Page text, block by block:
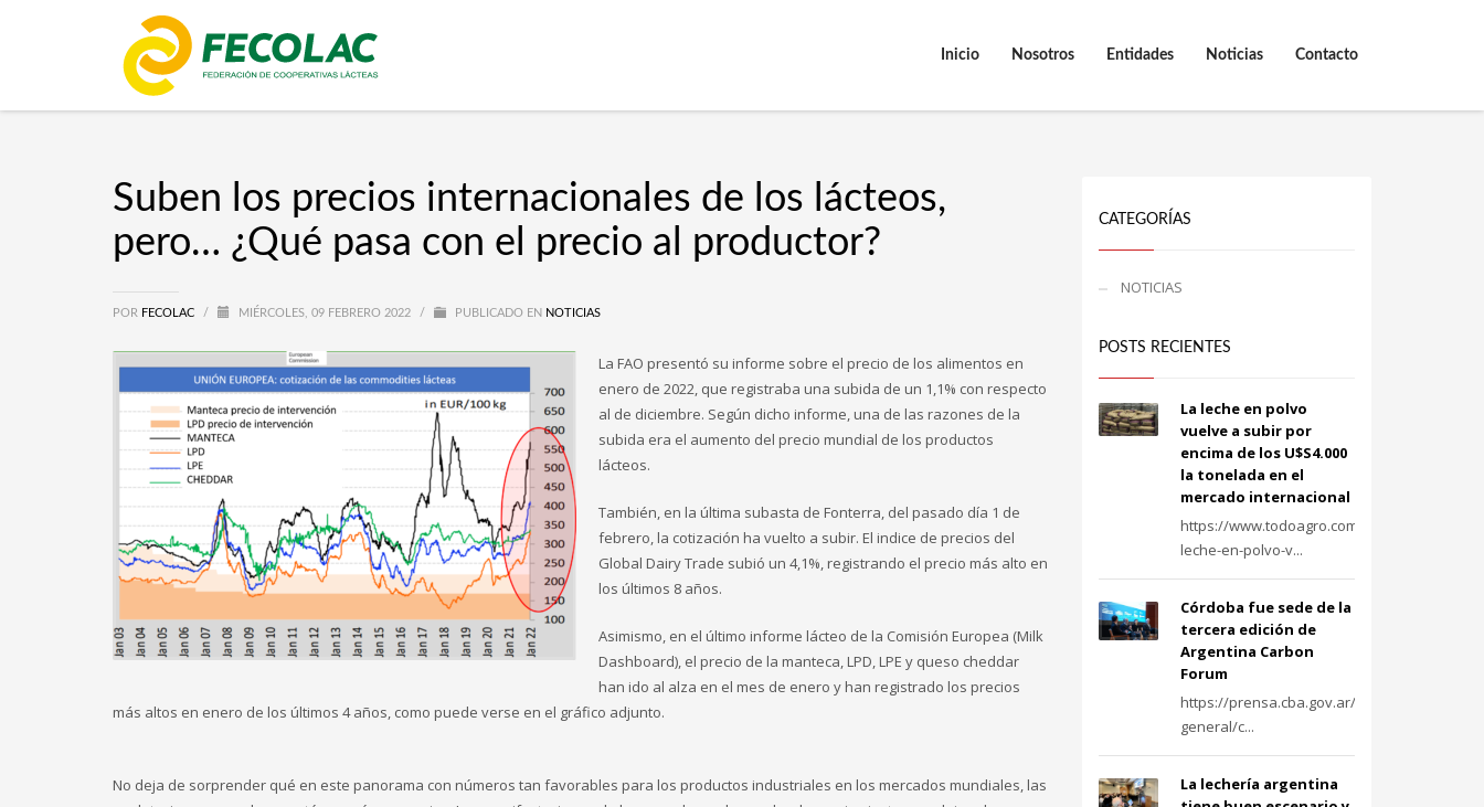
Inicio Nosotros Entidades Noticias Contacto
Suben los precios internacionales de los lácteos,
pero… ¿Qué pasa con el precio al productor?
POR FECOLAC / MIÉRCOLES, 09 FEBRERO 2022 / PUBLICADO EN NOTICIAS
La FAO presentó su informe sobre el precio de los alimentos en
enero de 2022, que registraba una subida de un 1,1% con respecto
al de diciembre. Según dicho informe, una de las razones de la
subida era el aumento del precio mundial de los productos
lácteos.
También, en la última subasta de Fonterra, del pasado día 1 de
febrero, la cotización ha vuelto a subir. El indice de precios del
Global Dairy Trade subió un 4,1%, registrando el precio más alto en
los últimos 8 años.
Asimismo, en el último informe lácteo de la Comisión Europea (Milk
Dashboard), el precio de la manteca, LPD, LPE y queso cheddar
han ido al alza en el mes de enero y han registrado los precios
más altos en enero de los últimos 4 años, como puede verse en el gráfico adjunto.
No deja de sorprender qué en este panorama con números tan favorables para los productos industriales en los mercados mundiales, las
CATEGORÍAS
NOTICIAS
POSTS RECIENTES
La leche en polvo
vuelve a subir por
encima de los U$S4.000
la tonelada en el
mercado internacional
https://www.todoagro.com.ar/la-
leche-en-polvo-v...
Córdoba fue sede de la
tercera edición de
Argentina Carbon
Forum
https://prensa.cba.gov.ar/informacion-
general/c...
La lechería argentina